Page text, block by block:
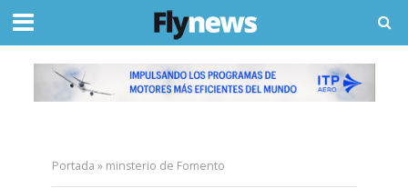
Portada » minsterio de Fomento